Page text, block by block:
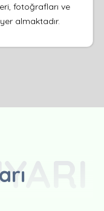
fotoğrafları ve
almaktadır.